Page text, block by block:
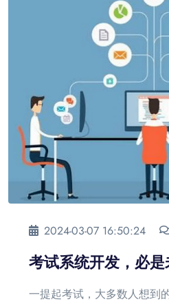
2024-03-07 16:50:24
考试系统开发，必是
一提起考试，大多数人想到